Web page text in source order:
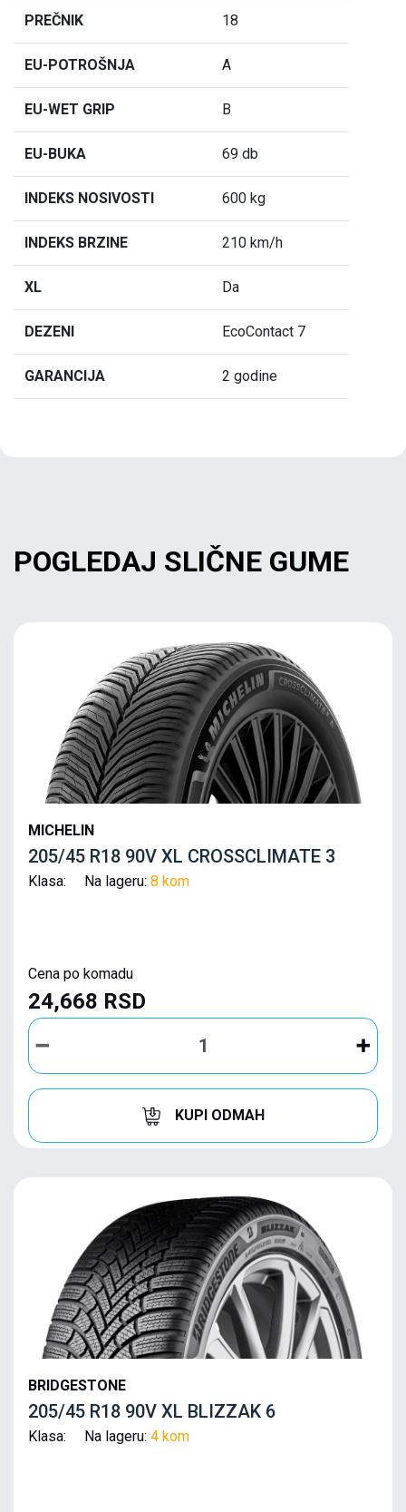
PREČNIK 18
EU-POTROŠNJA A
EU-WET GRIP B
EU-BUKA 69 db
INDEKS NOSIVOSTI 600 kg
INDEKS BRZINE 210 km/h
XL Da
DEZENI EcoContact 7
GARANCIJA 2 godine
POGLEDAJ SLIČNE GUME
MICHELIN
205/45 R18 90V XL CROSSCLIMATE 3
Klasa: Na lageru: 8 kom
Cena po komadu
24,668 RSD
KUPI ODMAH
BRIDGESTONE
205/45 R18 90V XL BLIZZAK 6
Klasa: Na lageru: 4 kom